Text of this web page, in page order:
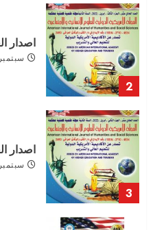
2
سبتمبر 1, 2022
3
سبتمبر 1, 2022